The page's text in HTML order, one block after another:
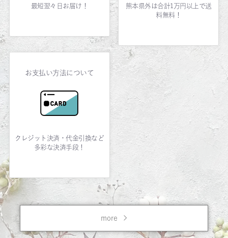
最短翌々日お届け！
熊本県外は合計1万円以上で送
料無料！
お支払い方法について
クレジット決済・代金引換など
多彩な決済手段！
more